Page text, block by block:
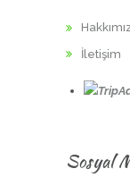
İletişim
Sosyal